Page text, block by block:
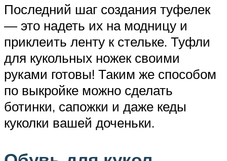
Последний шаг создания туфелек
— это надеть их на модницу и
приклеить ленту к стельке. Туфли
для кукольных ножек своими
руками готовы! Таким же способом
по выкройке можно сделать
ботинки, сапожки и даже кеды
куколки вашей доченьки.